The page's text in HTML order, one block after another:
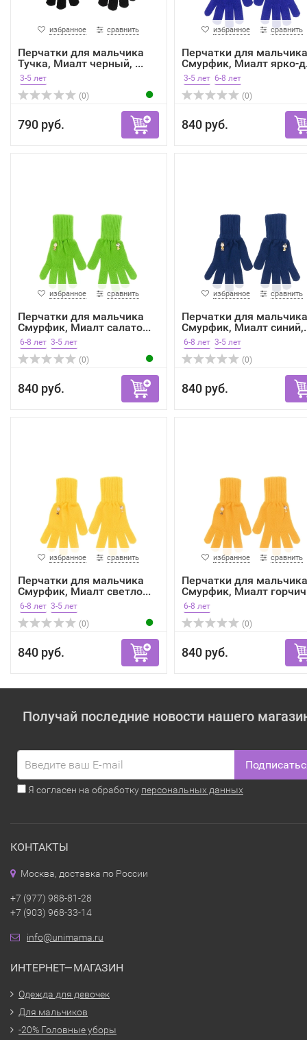
избранное сравнить
Перчатки для мальчика
Тучка, Миалт черный, ...
3-5 лет
(0)
790 руб.
избранное сравнить
Перчатки для мальчика
Смурфик, Миалт ярко-
3-5 лет 6-8 лет
(0)
840 руб.
избранное сравнить
Перчатки для мальчика
Смурфик, Миалт салато...
6-8 лет 3-5 лет
(0)
840 руб.
избранное сравнить
Перчатки для мальчика
Смурфик, Миалт
6-8 лет 3-5 лет
(0)
840 руб.
избранное сравнить
Перчатки для мальчика
Смурфик, Миалт светло...
6-8 лет 3-5 лет
(0)
840 руб.
избранное сравнить
Перчатки для мальчика
Смурфик, Миалт
6-8 лет
(0)
840 руб.
Получай последние новости нашего
Я согласен на обработку персональных данных
КОНТАКТЫ
Москва, доставка по России
+7 (977) 988-81-28
+7 (903) 968-33-14
info@unimama.ru
ИНТЕРНЕТ—МАГАЗИН
Одежда для девочек
Для мальчиков
-20% Головные уборы